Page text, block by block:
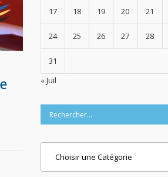
17 18 19 20 21
24 25 26 27 28
31
« Juil